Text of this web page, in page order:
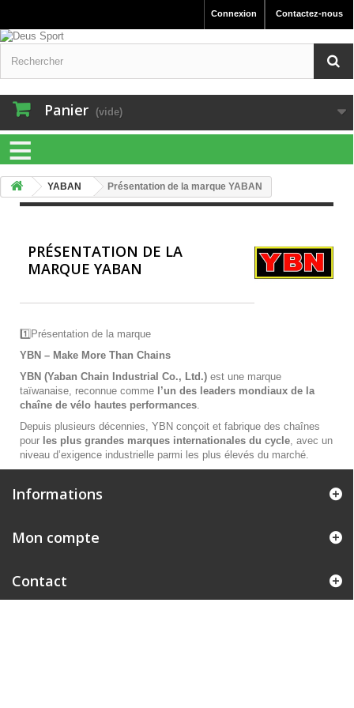
Contactez-nous
Connexion
Panier (vide)
≡
YABAN Présentation de la marque YABAN
PRÉSENTATION DE LA
MARQUE YABAN
1️ Présentation de la marque
YBN – Make More Than Chains
YBN (Yaban Chain Industrial Co., Ltd.) est une marque
taïwanaise, reconnue comme l’un des leaders mondiaux de la
chaîne de vélo hautes performances.
Depuis plusieurs décennies, YBN conçoit et fabrique des chaînes
pour les plus grandes marques internationales du cycle, avec un
niveau d’exigence industrielle parmi les plus élevés du marché.
Informations
Mon compte
Contact